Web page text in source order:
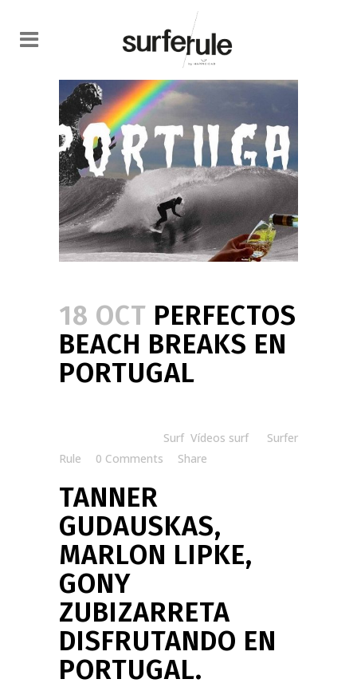
18 OCT PERFECTOS
BEACH BREAKS EN
PORTUGAL
Surf Vídeos surf
Surfer
Rule
0 Comments Share
TANNER
GUDAUSKAS,
MARLON LIPKE,
GONY
ZUBIZARRETA
DISFRUTANDO EN
PORTUGAL.